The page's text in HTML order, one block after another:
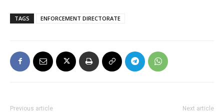
TAGS ENFORCEMENT DIRECTORATE
Previous article Next article